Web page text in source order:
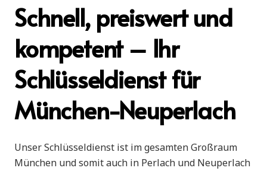
Schnell, preiswert und
kompetent – Ihr
Schlüsseldienst für
München-Neuperlach
Unser Schlüsseldienst ist im gesamten Großraum
München und somit auch in Perlach und Neuperlach